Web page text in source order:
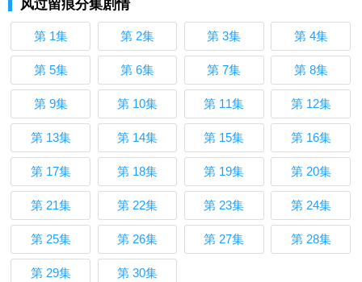
风过留痕分集剧情
第 1集 第 2集 第 3集 第 4集
第 5集 第 6集 第 7集 第 8集
第 9集 第 10集 第 11集 第 12集
第 13集 第 14集 第 15集 第 16集
第 17集 第 18集 第 19集 第 20集
第 21集 第 22集 第 23集 第 24集
第 25集 第 26集 第 27集 第 28集
第 29集 第 30集